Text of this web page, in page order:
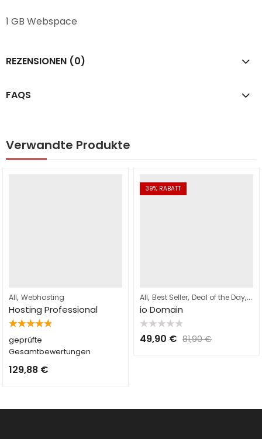
1 GB Webspace
REZENSIONEN (0)
FAQS
Verwandte Produkte
All, Webhosting
Hosting Professional
mit5.00
von 5
geprüfte
Gesamtbewertungen
129,88 €
39% RABATT
All, Best Seller, Deal of the Day,
io Domain
Bewertet
mit
49,90 € 81,90€